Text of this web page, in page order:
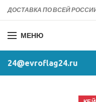
ДОСТАВКА ПО ВСЕЙ
МЕНЮ
24@evroflag24.ru